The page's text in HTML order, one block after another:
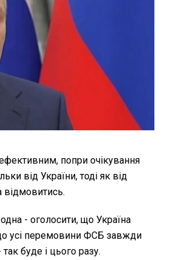
попри очікування
від України, тоді як від
відмовитись.
- оголосити, що Україна
усі перемовини ФСБ завжди
буде і цього разу.